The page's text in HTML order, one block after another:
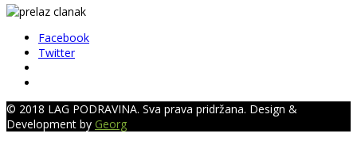
Facebook
Twitter
© 2018 LAG PODRAVINA. Sva prava pridržana. Design &
Development by Georg